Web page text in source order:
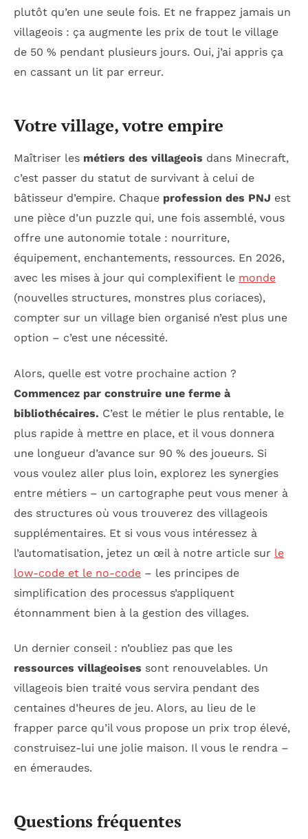
plutôt qu’en une seule fois. Et ne frappez jamais un
villageois : ça augmente les prix de tout le village
de 50 % pendant plusieurs jours. Oui, j’ai appris ça
en cassant un lit par erreur.
Votre village, votre empire
Maîtriser les métiers des villageois dans Minecraft,
c’est passer du statut de survivant à celui de
bâtisseur d’empire. Chaque profession des PNJ est
une pièce d’un puzzle qui, une fois assemblé, vous
offre une autonomie totale : nourriture,
équipement, enchantements, ressources. En 2026,
avec les mises à jour qui complexifient le monde
(nouvelles structures, monstres plus coriaces),
compter sur un village bien organisé n’est plus une
option – c’est une nécessité.
Alors, quelle est votre prochaine action ?
Commencez par construire une ferme à
bibliothécaires. C’est le métier le plus rentable, le
plus rapide à mettre en place, et il vous donnera
une longueur d’avance sur 90 % des joueurs. Si
vous voulez aller plus loin, explorez les synergies
entre métiers – un cartographe peut vous mener à
des structures où vous trouverez des villageois
supplémentaires. Et si vous vous intéressez à
l’automatisation, jetez un œil à notre article sur le
low-code et le no-code – les principes de
simplification des processus s’appliquent
étonnamment bien à la gestion des villages.
Un dernier conseil : n’oubliez pas que les
ressources villageoises sont renouvelables. Un
villageois bien traité vous servira pendant des
centaines d’heures de jeu. Alors, au lieu de le
frapper parce qu’il vous propose un prix trop élevé,
construisez-lui une jolie maison. Il vous le rendra –
en émeraudes.
Questions fréquentes